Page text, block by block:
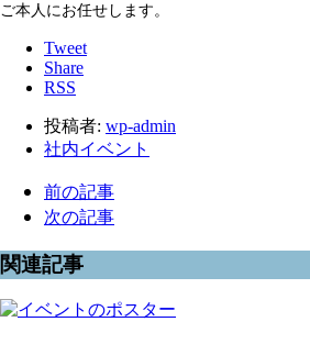
ご本人にお任せします。
Tweet
Share
RSS
投稿者: wp-admin
社内イベント
前の記事
次の記事
関連記事